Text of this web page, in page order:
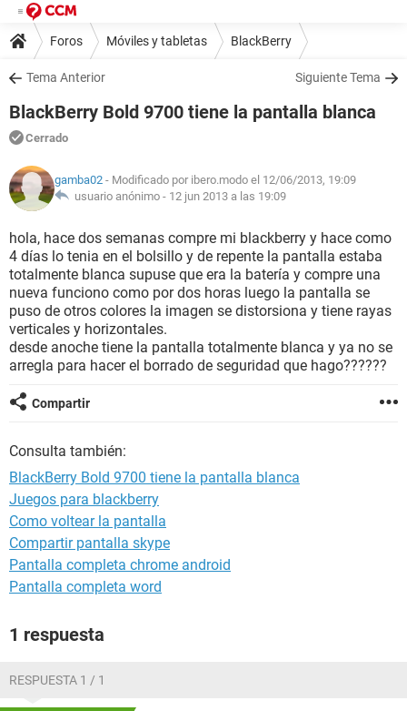
Foros Móviles y tabletas BlackBerry
Tema Anterior Siguiente Tema
BlackBerry Bold 9700 tiene la pantalla blanca
Cerrado
gamba02 - Modificado por ibero.modo el 12/06/2013, 19:09
usuario anónimo - 12 jun 2013 a las 19:09
hola, hace dos semanas compre mi blackberry y hace como
4 días lo tenia en el bolsillo y de repente la pantalla estaba
totalmente blanca supuse que era la batería y compre una
nueva funciono como por dos horas luego la pantalla se
puso de otros colores la imagen se distorsiona y tiene rayas
verticales y horizontales.
desde anoche tiene la pantalla totalmente blanca y ya no se
arregla para hacer el borrado de seguridad que hago??????
Compartir
Consulta también:
BlackBerry Bold 9700 tiene la pantalla blanca
Juegos para blackberry
Como voltear la pantalla
Compartir pantalla skype
Pantalla completa chrome android
Pantalla completa word
1 respuesta
RESPUESTA 1 / 1